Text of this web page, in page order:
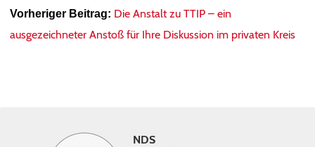
Vorheriger Beitrag: Die Anstalt zu TTIP – ein
ausgezeichneter Anstoß für Ihre Diskussion im privaten Kreis
NDS